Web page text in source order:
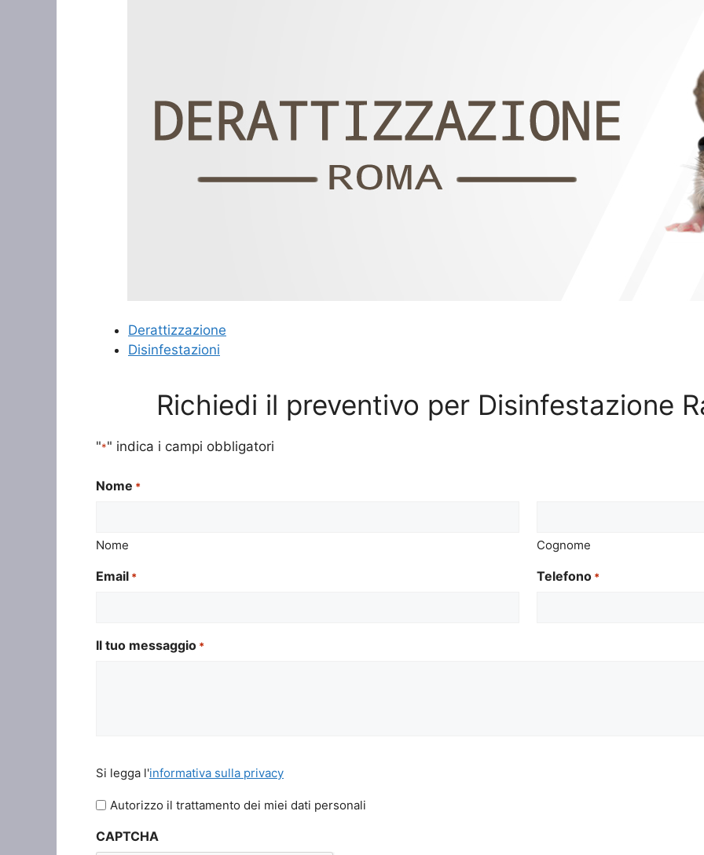
Derattizzazione
Disinfestazioni
Richiedi il preventivo per Disinfestazione
"*" indica i campi obbligatori
Nome *
Nome Cognome
Email * Telefono *
Il tuo messaggio *
legga
l'informativa
privacy
Si legga l'informativa sulla privacy
Autorizzo il trattamento dei miei dati personali
CAPTCHA